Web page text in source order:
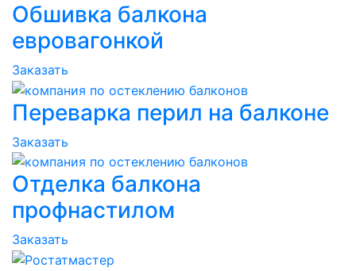
Обшивка балкона
евровагонкой
Заказать
Переварка перил на балконе
Заказать
Отделка балкона
профнастилом
Заказать